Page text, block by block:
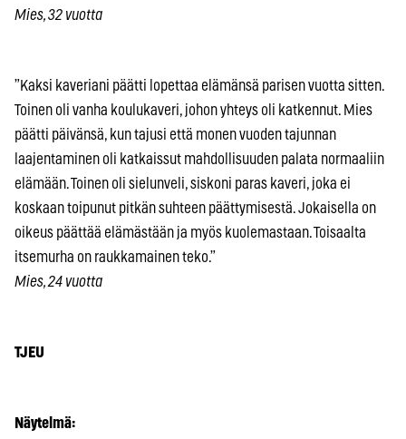
Mies, 32 vuotta
”Kaksi kaveriani päätti lopettaa elämänsä parisen vuotta sitten.
Toinen oli vanha koulukaveri, johon yhteys oli katkennut. Mies
päätti päivänsä, kun tajusi että monen vuoden tajunnan
laajentaminen oli katkaissut mahdollisuuden palata normaaliin
elämään. Toinen oli sielunveli, siskoni paras kaveri, joka ei
koskaan toipunut pitkän suhteen päättymisestä. Jokaisella on
oikeus päättää elämästään ja myös kuolemastaan. Toisaalta
itsemurha on raukkamainen teko.”
Mies, 24 vuotta
TJEU
Näytelmä: